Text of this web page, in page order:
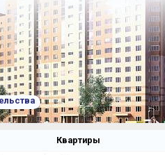
Квартиры